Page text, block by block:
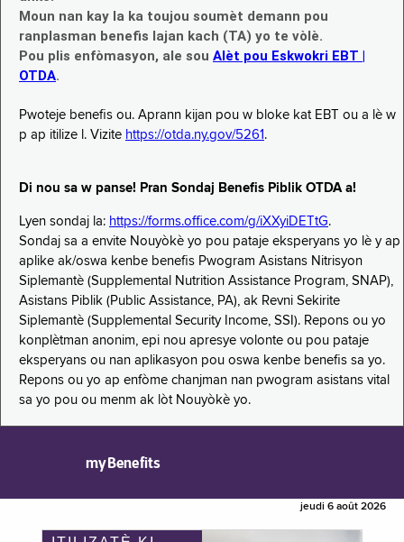
Moun nan kay la ka toujou soumèt demann pou
ranplasman benefis lajan kach (TA) yo te vòlè.
Pou plis enfòmasyon, ale sou Alèt pou Eskwokri EBT |
OTDA.
Pwoteje benefis ou. Aprann kijan pou w bloke kat EBT ou a lè w
p ap itilize l. Vizite https://otda.ny.gov/5261 .
Di nou sa w panse! Pran Sondaj Benefis Piblik OTDA a!
Lyen sondaj la: https://forms.office.com/g/iXXyiDETtG.
Sondaj sa a envite Nouyòkè yo pou pataje eksperyans yo lè y ap
aplike ak/oswa kenbe benefis Pwogram Asistans Nitrisyon
Siplemantè (Supplemental Nutrition Assistance Program, SNAP),
Asistans Piblik (Public Assistance, PA), ak Revni Sekirite
Siplemantè (Supplemental Security Income, SSI). Repons ou yo
konplètman anonim, epi nou apresye volonte ou pou pataje
eksperyans ou nan aplikasyon pou oswa kenbe benefis sa yo.
Repons ou yo ap enfòme chanjman nan pwogram asistans vital
sa yo pou ou menm ak lòt Nouyòkè yo.
myBenefits
jeudi 6 août 2026